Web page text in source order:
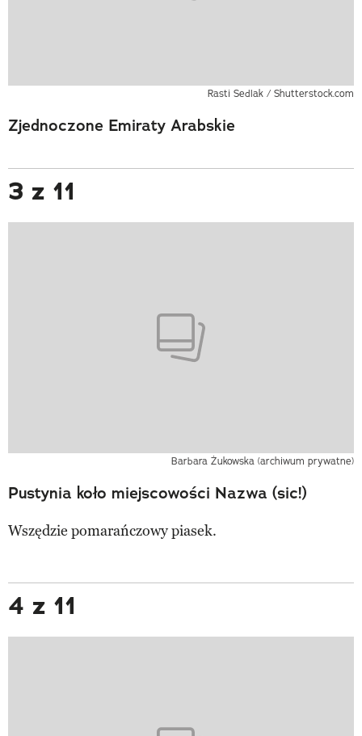
Rasti Sedlak / Shutterstock.com
Zjednoczone Emiraty Arabskie
3 z 11
Barbara Żukowska (archiwum prywatne)
Pustynia koło miejscowości Nazwa (sic!)
Wszędzie pomarańczowy piasek.
4 z 11